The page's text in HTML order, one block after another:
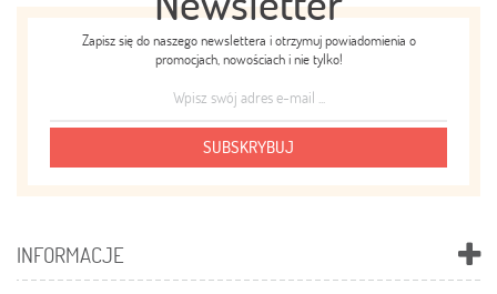
Zapisz się do naszego newslettera i otrzymuj powiadomienia o
promocjach, nowościach i nie tylko!
SUBSKRYBUJ
INFORMACJE